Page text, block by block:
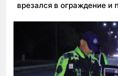
врезался в ограждение и